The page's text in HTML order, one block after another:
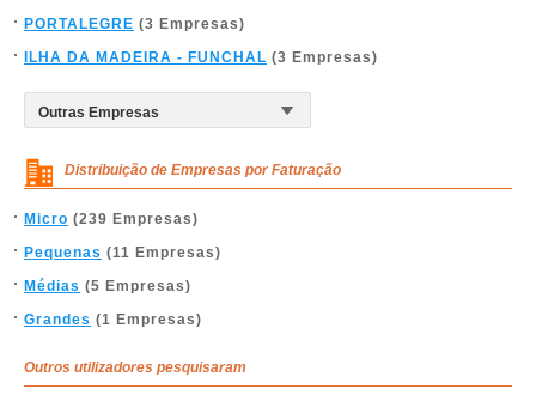
PORTALEGRE (3 Empresas)
ILHA DA MADEIRA - FUNCHAL (3 Empresas)
Distribuição de Empresas por Faturação
Micro (239 Empresas)
Pequenas (11 Empresas)
Médias (5 Empresas)
Grandes (1 Empresas)
Outros utilizadores pesquisaram